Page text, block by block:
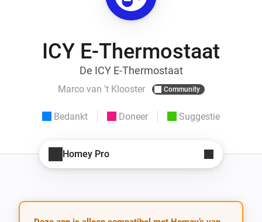
ICY E-Thermostaat
De ICY E-Thermostaat
Marco van 't Klooster Community
Bedankt Doneer Suggestie
Homey Pro